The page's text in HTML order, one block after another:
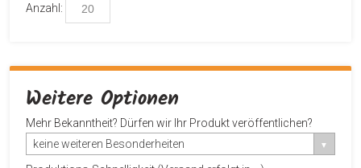
Anzahl:
Weitere Optionen
Mehr Bekanntheit? Dürfen wir Ihr Produkt veröffentlichen?
keine weiteren Besonderheiten